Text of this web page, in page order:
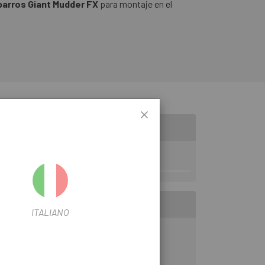
Giant Mudder FX para montaje en el
ITALIANO